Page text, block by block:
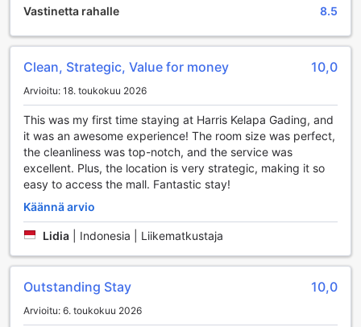
tai perheen kanssa. Baari tarjoaa myös mukautettuja
klassikoita haluamallasi tavalla.
Lisäksi hotellin spa- ja hyvinvointikeskus kutsuu sinut
rentoutumaan ja hemmottelemaan itseäsi. Tarjolla on monia
erilaisia hierontapalveluja ja saunamahdollisuuksia, jotka
auttavat lievittämään stressiä ja virkistämään kehoa ja
mieltä. Ja jos haluat viedä kotiin muistoja matkastasi,
hotellin lahja- ja matkamuistomyymälä tarjoaa laajan
valikoiman paikallisia käsitöitä ja ainutlaatuisia tuotteita,
jotka tekevät täydellisiä lahjoja tai itsellesi muistoksi
vierailustasi.
Urheilumahdollisuudet HARRIS Hotel & Conventions
Kelapa Gadingissa
HARRIS Hotel & Conventions Kelapa Gading tarjoaa
vierailleen erinomaiset urheilumahdollisuudet, jotka tekevät
täydellinen paikka rentoutua ja virkistyä päivän päätteeksi.
Vastinetta rahalle 8.5
Clean, Strategic, Value for money 10,0
Arvioitu: 18. toukokuu 2026
This was my first time staying at Harris Kelapa Gading, and
it was an awesome experience! The room size was perfect,
the cleanliness was top-notch, and the service was
excellent. Plus, the location is very strategic, making it so
easy to access the mall. Fantastic stay!
Käännä arvio
Lidia Indonesia | Liikematkustaja
Outstanding Stay 10,0
Arvioitu: 6. toukokuu 2026